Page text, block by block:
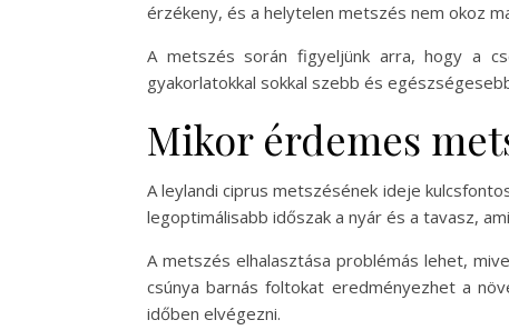
érzékeny, és a helytelen metszés nem okoz
A metszés során figyeljünk arra, hogy a
gyakorlatokkal sokkal szebb és
Mikor érdemes
A leylandi ciprus metszésének ideje
legoptimálisabb időszak a nyár és a tavasz,
A metszés elhalasztása problémás lehet,
csúnya barnás foltokat eredményezhet a
időben elvégezni.